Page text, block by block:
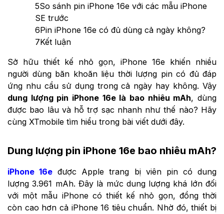
5So sánh pin iPhone 16e với các mẫu iPhone
SE trước
6Pin iPhone 16e có đủ dùng cả ngày không?
7Kết luận
Sở hữu thiết kế nhỏ gọn, iPhone 16e khiến nhiều
người dùng băn khoăn liệu thời lượng pin có đủ đáp
ứng nhu cầu sử dụng trong cả ngày hay không. Vậy
dung lượng pin iPhone 16e là bao nhiêu mAh, dùng
được bao lâu và hỗ trợ sạc nhanh như thế nào? Hãy
cùng XTmobile tìm hiểu trong bài viết dưới đây.
Dung lượng pin iPhone 16e bao nhiêu mAh?
iPhone 16e được Apple trang bị viên pin có dung
lượng 3.961 mAh. Đây là mức dung lượng khá lớn đối
với một mẫu iPhone có thiết kế nhỏ gọn, đồng thời
còn cao hơn cả iPhone 16 tiêu chuẩn. Nhờ đó, thiết bị